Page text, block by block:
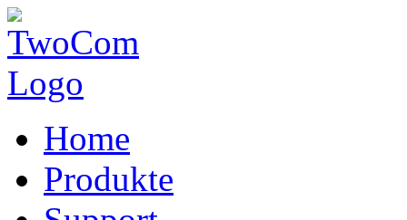
Home
Produkte